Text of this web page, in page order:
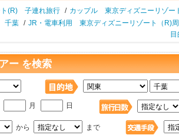
ト(R) 子連れ旅行 / カップル 東京ディズニーリゾー
千葉 / JR・電車利用 東京ディズニーリゾート（R)
ー を検索
月 日
から まで